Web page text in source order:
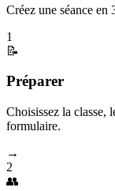
Créez une séance en
1
📝
Préparer
Choisissez la classe,
formulaire.
→
2
👥